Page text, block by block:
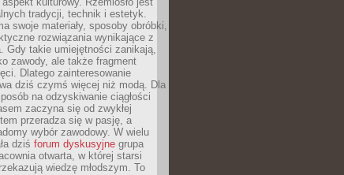
tradycji, technik i estetyk.
swoje materiały, sposoby obróbki,
rozwiązania wynikające z
Gdy takie umiejętności zanikają,
zawody, ale także fragment
Dlatego zainteresowanie
dziś czymś więcej niż modą. Dla
na odzyskiwanie ciągłości
zaczyna się od zwykłej
przeradza się w pasję, a
wybór zawodowy. W wielu
dziś forum dyskusyjne grupa
otwarta, w której starsi
wiedzę młodszym. To